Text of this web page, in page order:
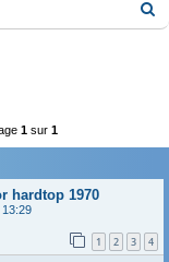
1 sur 1
hardtop 1970
1 2 3 4